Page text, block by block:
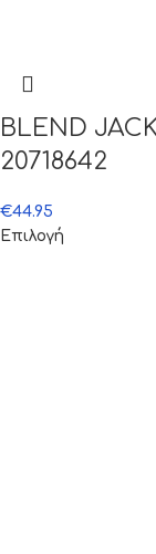
BLEND
20718642
€44.95
Επιλογή